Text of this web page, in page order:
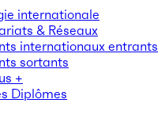
internationale
& Réseaux
internationaux entrants
sortants
+
Diplômes